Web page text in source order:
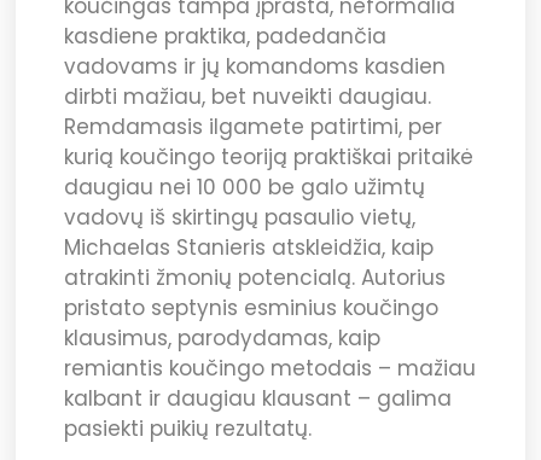
koučingas tampa įprasta, neformalia
kasdiene praktika, padedančia
vadovams ir jų komandoms kasdien
dirbti mažiau, bet nuveikti daugiau.
Remdamasis ilgamete patirtimi, per
kurią koučingo teoriją praktiškai pritaikė
daugiau nei 10 000 be galo užimtų
vadovų iš skirtingų pasaulio vietų,
Michaelas Stanieris atskleidžia, kaip
atrakinti žmonių potencialą. Autorius
pristato septynis esminius koučingo
klausimus, parodydamas, kaip
remiantis koučingo metodais – mažiau
kalbant ir daugiau klausant – galima
pasiekti puikių rezultatų.